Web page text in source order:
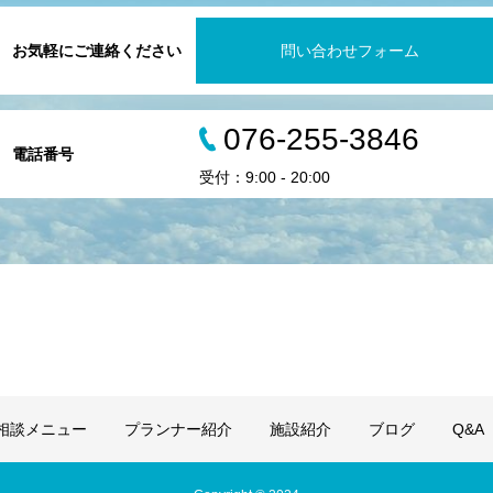
お気軽にご連絡ください 問い合わせフォーム
電話番号 076-255-3846
受付：9:00 - 20:00
談メニュー プランナー紹介 施設紹介 ブログ Q&A